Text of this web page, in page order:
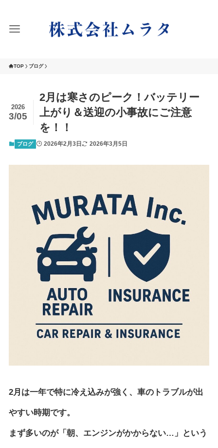
TOP ブログ
2月は寒さのピーク！バッテリー
上がり＆送迎の小事故にご注意
を！！
2026
3/05
ブログ 2026年2月3日 2026年3月5日
2月は一年で特に冷え込みが強く、車のトラブルが出
やすい時期です。
まず多いのが「朝、エンジンがかからない…」という